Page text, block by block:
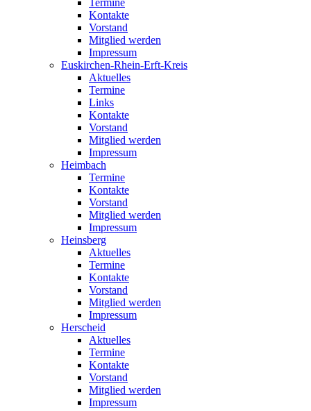
Termine
Kontakte
Vorstand
Mitglied werden
Impressum
Euskirchen-Rhein-Erft-Kreis
Aktuelles
Termine
Links
Kontakte
Vorstand
Mitglied werden
Impressum
Heimbach
Termine
Kontakte
Vorstand
Mitglied werden
Impressum
Heinsberg
Aktuelles
Termine
Kontakte
Vorstand
Mitglied werden
Impressum
Herscheid
Aktuelles
Termine
Kontakte
Vorstand
Mitglied werden
Impressum